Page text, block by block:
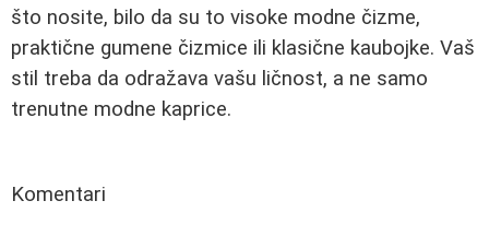
što nosite, bilo da su to visoke modne čizme,
praktične gumene čizmice ili klasične kaubojke. Vaš
stil treba da odražava vašu ličnost, a ne samo
trenutne modne kaprice.
Komentari